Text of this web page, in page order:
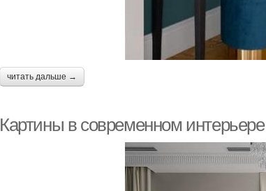
читать дальше →
Картины в современном